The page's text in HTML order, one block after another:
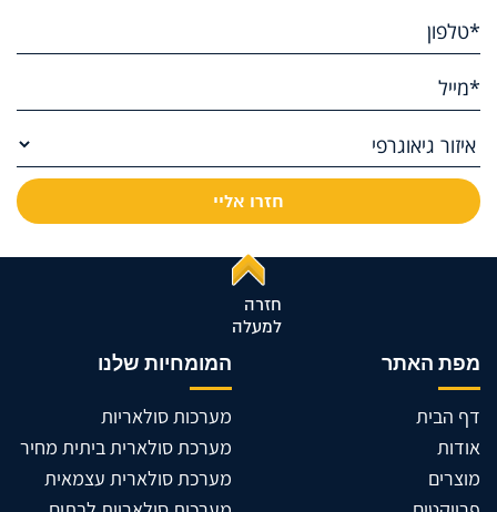
חזרה
למעלה
מפת האתר
דף הבית
אודות
מוצרים
המומחיות שלנו
מערכות סולאריות
מערכת סולארית ביתית מחיר
מערכת סולארית עצמאית